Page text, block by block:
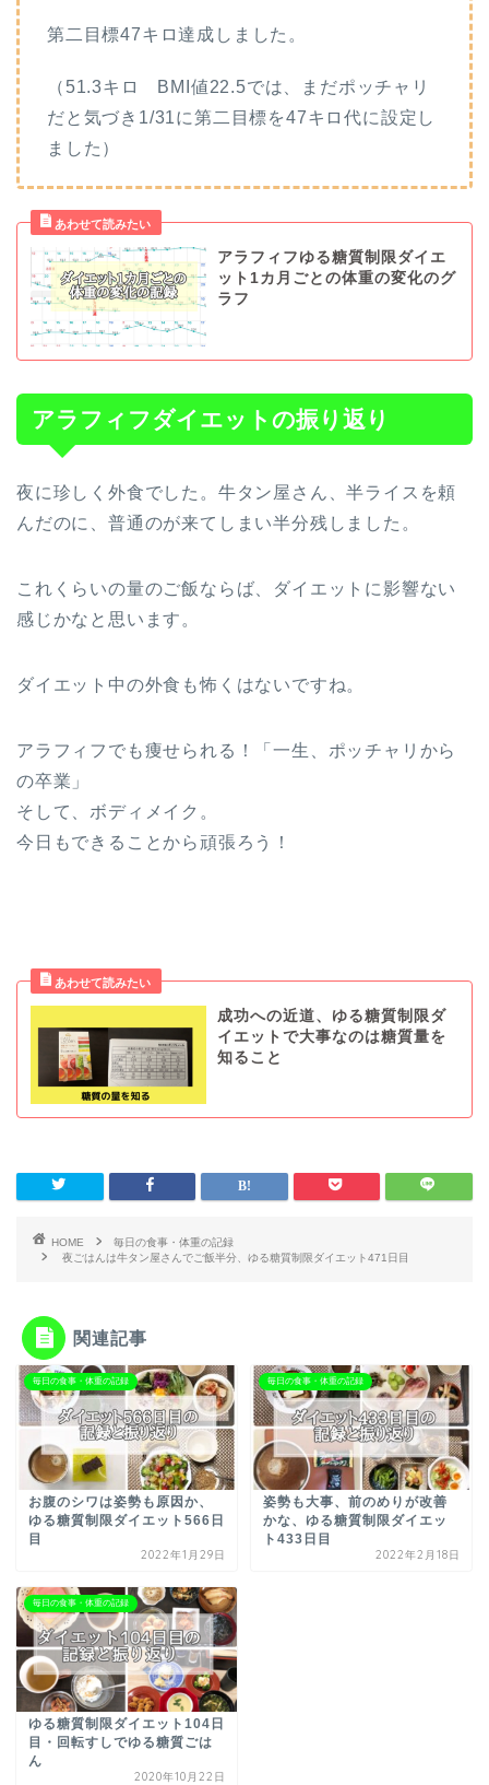
第二目標47キロ達成しました。
（51.3キロ BMI値22.5では、まだポッチャリ
だと気づき1/31に第二目標を47キロ代に設定し
ました）
アラフィフゆる糖質制限ダイエ
ット1カ月ごとの体重の変化のグ
ラフ
アラフィフダイエットの振り返り
夜に珍しく外食でした。牛タン屋さん、半ライスを頼
んだのに、普通のが来てしまい半分残しました。
これくらいの量のご飯ならば、ダイエットに影響ない
感じかなと思います。
ダイエット中の外食も怖くはないですね。
アラフィフでも痩せられる！「一生、ポッチャリから
の卒業」
そして、ボディメイク。
今日もできることから頑張ろう！
成功への近道、ゆる糖質制限ダ
イエットで大事なのは糖質量を
知ること
HOME
毎日の食事・体重の記録
夜ごはんは牛タン屋さんでご飯半分、ゆる糖質制限ダイエット471日目
関連記事
毎日の食事・体重の記録
お腹のシワは姿勢も原因か、
ゆる糖質制限ダイエット566日
目
2022年1月29日
毎日の食事・体重の記録
姿勢も大事、前のめりが改善
かな、ゆる糖質制限ダイエッ
ト433日目
2022年2月18日
毎日の食事・体重の記録
ゆる糖質制限ダイエット104日
目・回転すしでゆる糖質ごは
ん
2020年10月22日